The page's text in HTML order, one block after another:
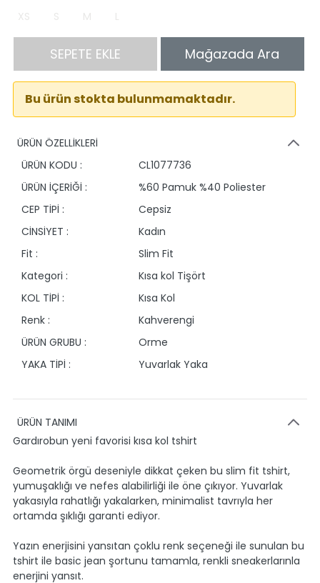
XS S M L
SEPETE EKLE Mağazada Ara
Bu ürün stokta bulunmamaktadır.
ÜRÜN ÖZELLİKLERİ
ÜRÜN KODU :
CL1077736
ÜRÜN İÇERİĞİ :
%60 Pamuk %40 Poliester
CEP TİPİ :
Cepsiz
CİNSİYET :
Kadın
Fit :
Slim Fit
Kategori :
Kısa kol Tişört
KOL TİPİ :
Kısa Kol
Renk :
Kahverengi
ÜRÜN GRUBU :
Orme
YAKA TİPİ :
Yuvarlak Yaka
ÜRÜN TANIMI
Gardırobun yeni favorisi kısa kol tshirt
Geometrik örgü deseniyle dikkat çeken bu slim fit tshirt,
yumuşaklığı ve nefes alabilirliği ile öne çıkıyor. Yuvarlak
yakasıyla rahatlığı yakalarken, minimalist tavrıyla her
ortamda şıklığı garanti ediyor.
Yazın enerjisini yansıtan çoklu renk seçeneği ile sunulan bu
tshirt ile basic jean şortunu tamamla, renkli sneakerlarınla
enerjini yansıt.